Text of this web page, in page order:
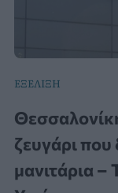
ΕΞΕΛΙΞΗ
ζευγάρι
μανιτάρια